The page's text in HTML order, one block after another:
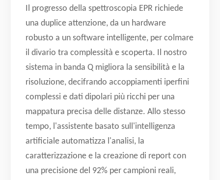
Il progresso della spettroscopia EPR richiede
una duplice attenzione, da un hardware
robusto a un software intelligente, per colmare
il divario tra complessità e scoperta. Il nostro
sistema in banda Q migliora la sensibilità e la
risoluzione, decifrando accoppiamenti iperfini
complessi e dati dipolari più ricchi per una
mappatura precisa delle distanze. Allo stesso
tempo, l'assistente basato sull'intelligenza
artificiale automatizza l'analisi, la
caratterizzazione e la creazione di report con
una precisione del 92% per campioni reali,